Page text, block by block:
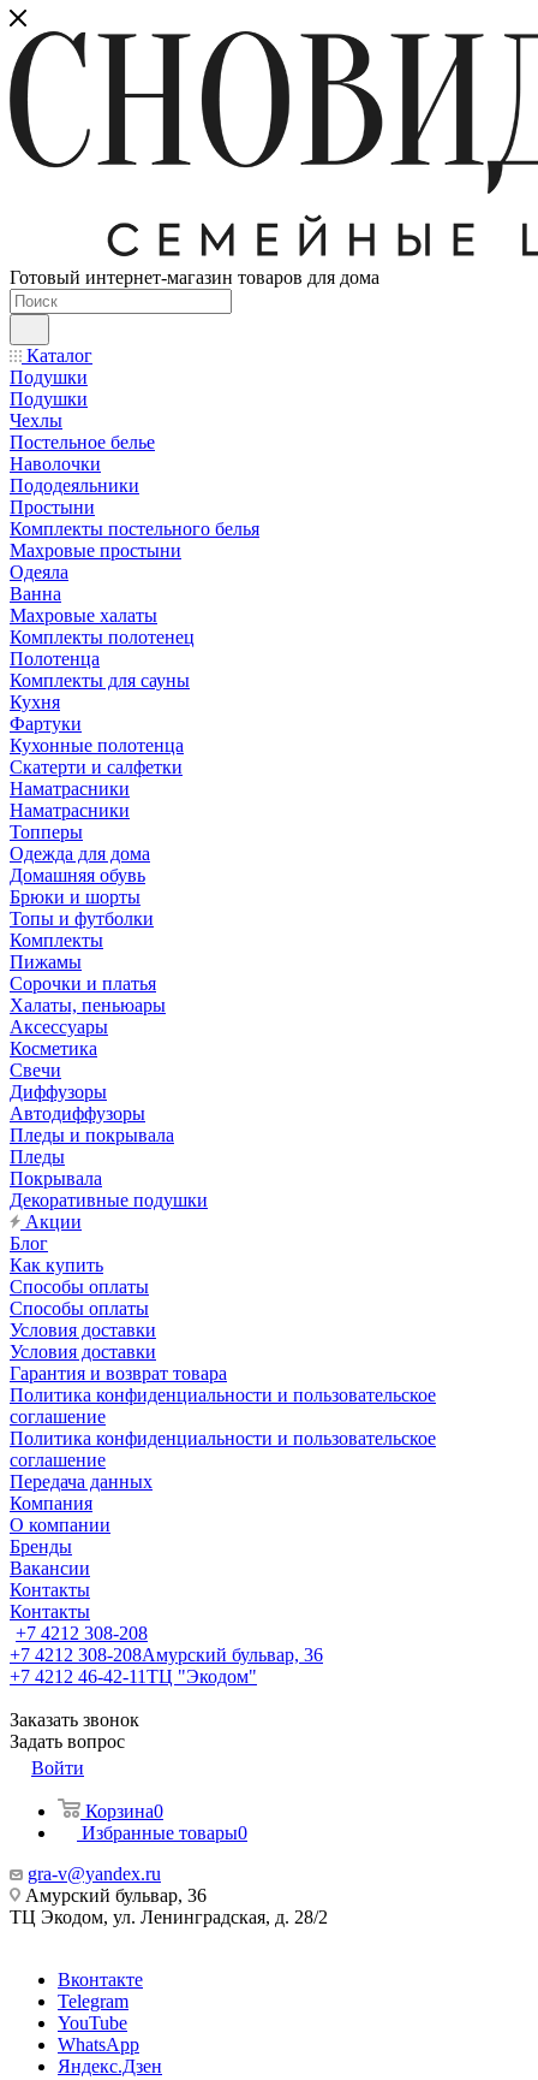
Готовый интернет-магазин товаров для дома
Каталог
Подушки
Подушки
Чехлы
Постельное белье
Наволочки
Пододеяльники
Простыни
Комплекты постельного белья
Махровые простыни
Одеяла
Ванна
Махровые халаты
Комплекты полотенец
Полотенца
Комплекты для сауны
Кухня
Фартуки
Кухонные полотенца
Скатерти и салфетки
Наматрасники
Наматрасники
Топперы
Одежда для дома
Домашняя обувь
Брюки и шорты
Топы и футболки
Комплекты
Пижамы
Сорочки и платья
Халаты, пеньюары
Аксессуары
Косметика
Свечи
Диффузоры
Автодиффузоры
Пледы и покрывала
Пледы
Покрывала
Декоративные подушки
Акции
Блог
Как купить
Способы оплаты
Способы оплаты
Условия доставки
Условия доставки
Гарантия и возврат товара
Политика конфиденциальности и пользовательское
соглашение
Политика конфиденциальности и пользовательское
соглашение
Передача данных
Компания
О компании
Бренды
Вакансии
Контакты
Контакты
+7 4212 308-208
+7 4212 308-208Амурский бульвар, 36
+7 4212 46-42-11ТЦ "Экодом"
Заказать звонок
Задать вопрос
Войти
Корзина0
Избранные товары0
gra-v@yandex.ru
Амурский бульвар, 36
ТЦ Экодом, ул. Ленинградская, д. 28/2
Вконтакте
Telegram
YouTube
WhatsApp
Яндекс.Дзен